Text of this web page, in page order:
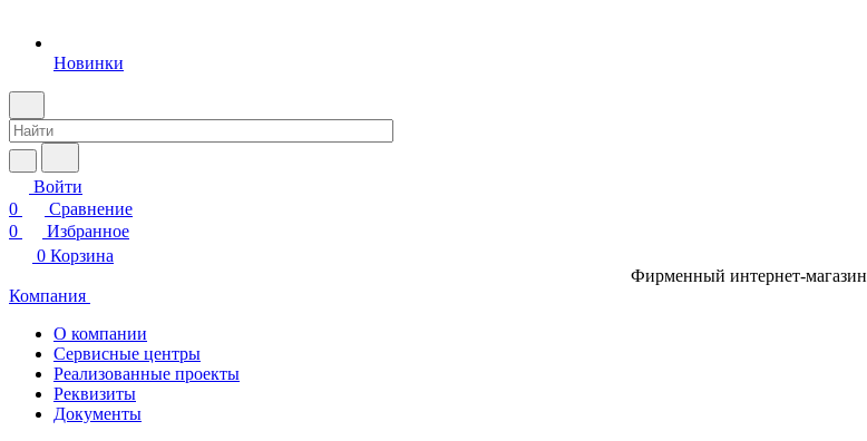
Новинки
Войти
0
Сравнение
0
Избранное
0 Корзина
Фирменный интернет-магазин
Компания
О компании
Сервисные центры
Реализованные проекты
Реквизиты
Документы